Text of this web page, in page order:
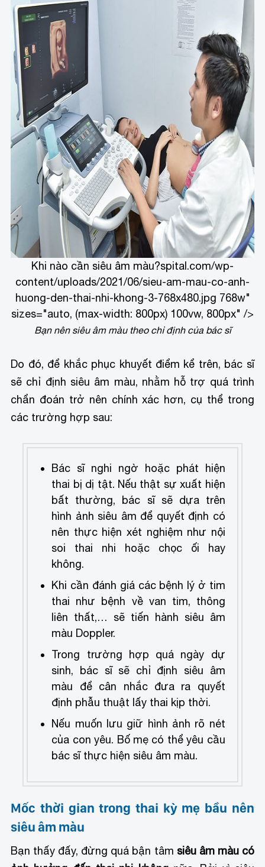
Khi nào cần siêu âm màu?spital.com/wp-
content/uploads/2021/06/sieu-am-mau-co-anh-
huong-den-thai-nhi-khong-3-768x480.jpg 768w"
sizes="auto, (max-width: 800px) 100vw, 800px" />
Bạn nên siêu âm màu theo chỉ định của bác sĩ
Do đó, để khắc phục khuyết điểm kể trên, bác sĩ
sẽ chỉ định siêu âm màu, nhằm hỗ trợ quá trình
chẩn đoán trở nên chính xác hơn, cụ thể trong
các trường hợp sau:
Bác sĩ nghi ngờ hoặc phát hiện
thai bị dị tật. Nếu thật sự xuất hiện
bất thường, bác sĩ sẽ dựa trên
hình ảnh siêu âm để quyết định có
nên thực hiện xét nghiệm như nội
soi thai nhi hoặc chọc ối hay
không.
Khi cần đánh giá các bệnh lý ở tim
thai như bệnh về van tim, thông
liên thất,… sẽ tiến hành siêu âm
màu Doppler.
Trong trường hợp quá ngày dự
sinh, bác sĩ sẽ chỉ định siêu âm
màu để cân nhắc đưa ra quyết
định phẫu thuật lấy thai kịp thời.
Nếu muốn lưu giữ hình ảnh rõ nét
của con yêu. Bố mẹ có thể yêu cầu
bác sĩ thực hiện siêu âm màu.
Mốc thời gian trong thai kỳ mẹ bầu nên
siêu âm màu
Bạn thấy đấy, đừng quá bận tâm siêu âm màu có